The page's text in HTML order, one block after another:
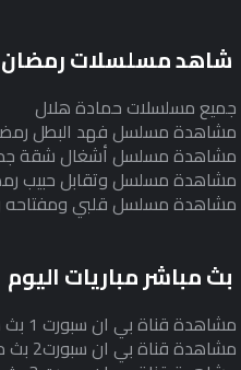
شاهد مسلسلات رمضان
جميع مسلسلات حمادة هلال
مشاهدة مسلسل فهد البطل رمضان
مشاهدة مسلسل أشغال شقة جدا
مشاهدة مسلسل وتقابل حبيب رمضان
مشاهدة مسلسل قلبي ومفتاحه
بث مباشر مباريات اليوم
مشاهدة قناة بي ان سبورت 1 بث مباشر
مشاهدة قناة بي ان سبورت2 بث مباشر